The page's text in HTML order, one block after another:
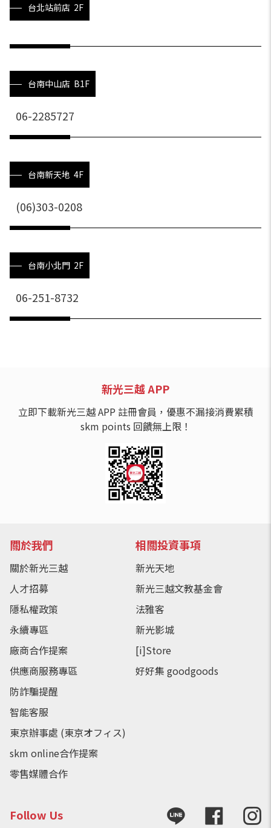
台北站前店 2F
台南中山店 B1F
06-2285727
台南新天地 4F
(06)303-0208
台南小北門 2F
06-251-8732
新光三越 APP
立即下載新光三越 APP 註冊會員，優惠不漏接消費累積
skm points 回饋無上限！
關於我們
關於新光三越
人才招募
隱私權政策
永續專區
廠商合作提案
供應商服務專區
防詐騙提醒
智能客服
東京辦事處 (東京オフィス)
skm online合作提案
零售媒體合作
相關投資事項
新光天地
新光三越文教基金會
法雅客
新光影城
[i]Store
好好集 goodgoods
Follow Us